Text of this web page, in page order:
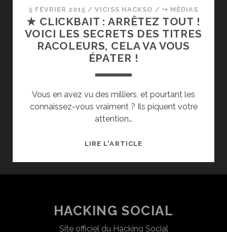
5 FÉVRIER 2015 /VICISS HACKSO / ↪ MÉDIAS
★ CLICKBAIT : ARRÊTEZ TOUT !
VOICI LES SECRETS DES TITRES
RACOLEURS, CELA VA VOUS
ÉPATER !
Vous en avez vu des milliers, et pourtant les
connaissez-vous vraiment ? Ils piquent votre
attention…
LIRE L'ARTICLE★
VOICI
LES
HACKING SOCIAL
Site officiel du Hacking Social